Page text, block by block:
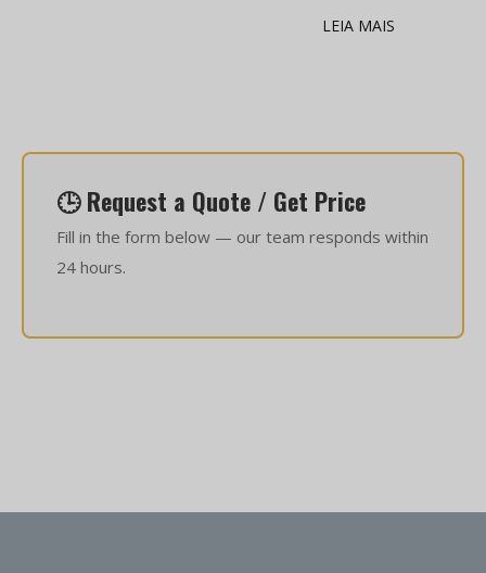
de 5
LEIA MAIS
🕒 Request a Quote / Get Price
Fill in the form below — our team responds within
24 hours.